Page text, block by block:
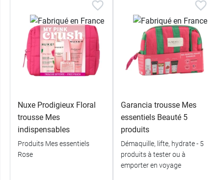
Nuxe Prodigieux Floral
trousse Mes
indispensables
Produits Mes essentiels
Rose
Garancia trousse Mes
essentiels Beauté 5
produits
Démaquille, lifte, hydrate - 5
produits à tester ou à
emporter en voyage